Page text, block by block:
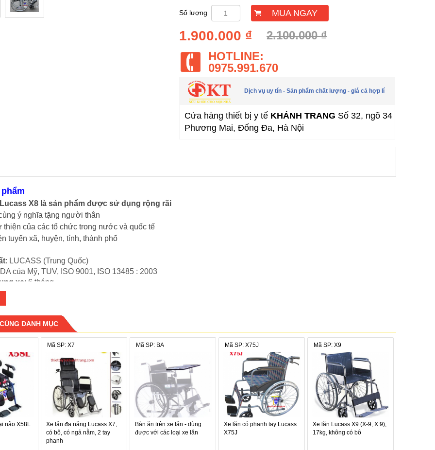
Số lượng MUA NGAY
1.900.000 ₫
2.100.000 ₫
HOTLINE:
0975.991.670
Dịch vụ uy tín - Sản phẩm chất lượng - giá cả hợp lí
Cửa hàng thiết bị y tế KHÁNH TRANG Số 32, ngõ 34
Phương Mai, Đống Đa, Hà Nội
X8 là sản phẩm được sử dụng rộng rãi
ý nghĩa tặng người thân
thiện của các tổ chức trong nước và quốc tế
tuyến xã, huyện, tỉnh, thành phố
: LUCASS (Trung Quốc)
của Mỹ, TUV, ISO 9001, ISO 13485 : 2003
xe: 6 tháng
bật:
vệ sinh (Bô vệ sinh hình chữ nhật, có thể tháo rời)
phía sau để có người nhà giúp di chuyển dễ dàng.
lăn hai bên, giúp cho việc tự di chuyển
làm bằng sắt mạ crôm
liệu da simili màu đen
chân thoải mái, tấm đặt chân bằng nhôm đúc hợp kim
thuật của sản phẩm
8″, xoay 360o
bánh đặc
hoa tải trọng 120 kg
DANH MỤC
não X58L
Mã SP: X7
Xe lăn đa năng Lucass X7,
có bô, có ngả nằm, 2 tay
phanh
Mã SP: BA
Bàn ăn trên xe lăn - dùng
được với các loại xe lăn
Mã SP: X75J
Xe lăn có phanh tay Lucass
X75J
Mã SP: X9
Xe lăn Lucass X9 (X-9, X 9),
17kg, không có bô